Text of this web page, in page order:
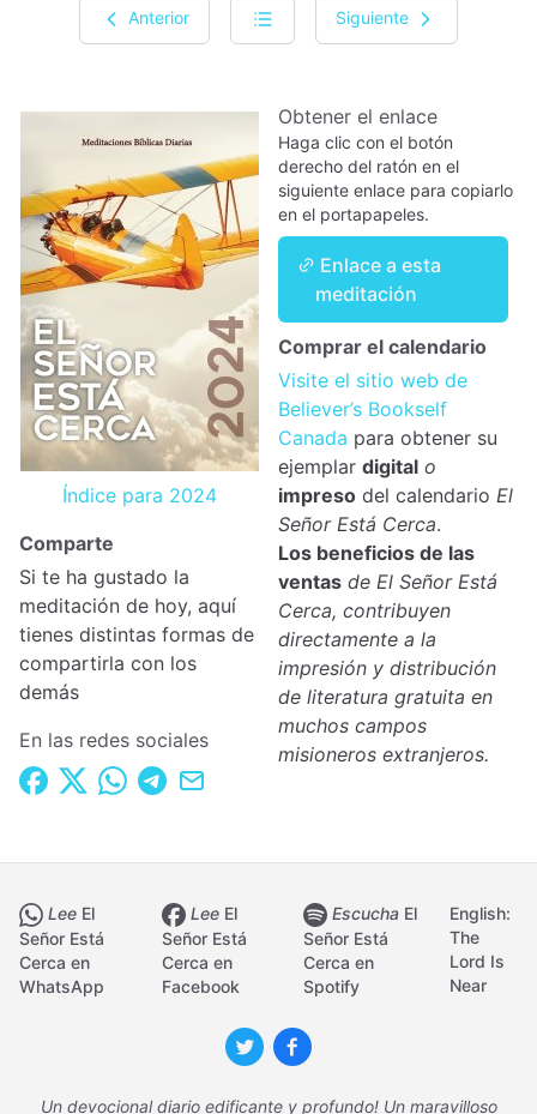
Anterior Siguiente
Índice para 2024
Comparte
Si te ha gustado la
meditación de hoy, aquí
tienes distintas formas de
compartirla con los
demás
En las redes sociales
Obtener el enlace
Haga clic con el botón
derecho del ratón en el
siguiente enlace para copiarlo
en el portapapeles.
Enlace a esta
meditación
Comprar el calendario
Visite el sitio web de
Believer’s Bookself
Canada para obtener su
ejemplar digital o
impreso del calendario El
Señor Está Cerca.
Los beneficios de las
ventas de El Señor Está
Cerca, contribuyen
directamente a la
impresión y distribución
de literatura gratuita en
muchos campos
misioneros extranjeros.
Lee El
Señor Está
Cerca en
WhatsApp
Lee El
Señor Está
Cerca en
Facebook
EscuchaEl
Señor Está
Cerca en
Spotify
English:
The
Lord Is
Near
Un devocional diario edificante y profundo! Un maravilloso